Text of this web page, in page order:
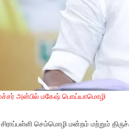
அன்பில் மகேஷ் பொய்யாமொழி
செம்மொழி மன்றம் மற்றும்